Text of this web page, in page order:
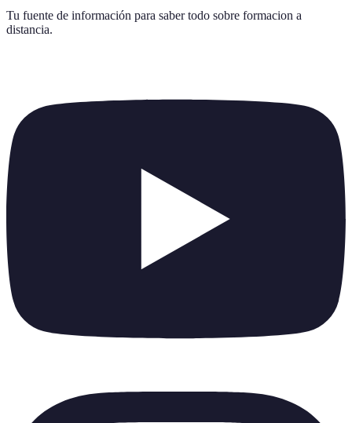
Tu fuente de información para saber todo sobre formacion a
distancia.